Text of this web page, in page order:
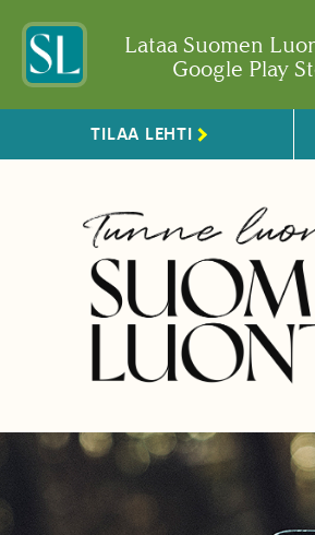
Lataa Suomen
Google Play
TILAA LEHTI